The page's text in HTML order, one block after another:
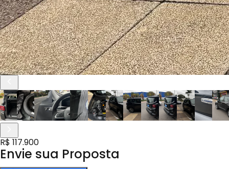
R$ 117.900
Envie sua Proposta